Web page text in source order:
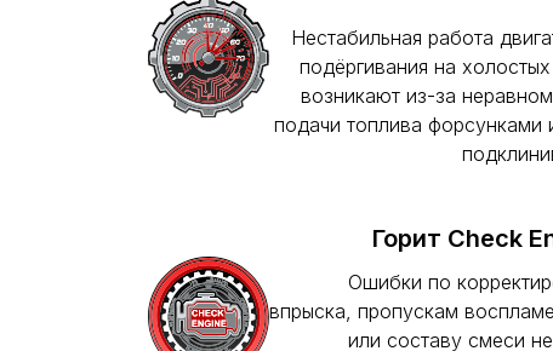
Нестабильная работа
подёргивания на
возникают из-за
подачи топлива форсунками
Горит Check
Ошибки по
впрыска, пропускам
или составу смеси